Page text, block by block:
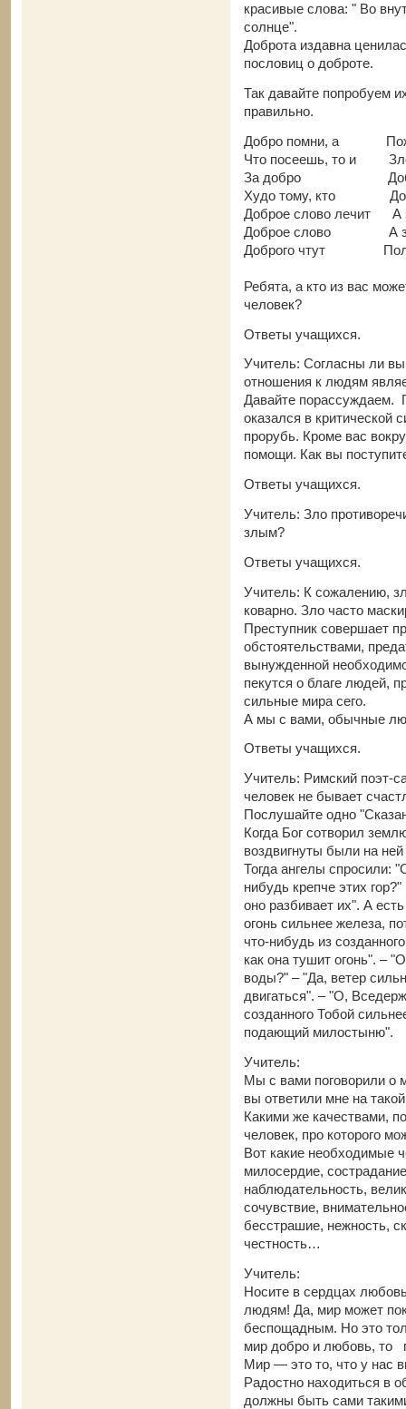
красивые слова: " Во
солнце".
Доброта издавна
пословиц о доброте.
Так давайте попробуем
правильно.
Добро помни, а
Что посеешь, то и
За добро Добра
Худо тому, кто
Доброе слово лечит А
Доброе слово А
Доброго чтут
Ребята, а кто из вас
человек?
Ответы учащихся.
Учитель: Согласны ли
отношения к людям
Давайте порассуждаем.
оказался в критической
прорубь. Кроме вас
помощи. Как вы
Ответы учащихся.
Учитель: Зло
злым?
Ответы учащихся.
Учитель: К сожалению,
коварно. Зло часто
Преступник совершает
обстоятельствами,
вынужденной
пекутся о благе людей,
сильные мира сего.
А мы с вами, обычные
Ответы учащихся.
Учитель: Римский поэт-
человек не бывает
Послушайте одно
Когда Бог сотворил
воздвигнуты были на
Тогда ангелы спросили:
нибудь крепче этих
оно разбивает их". А
огонь сильнее железа,
что-нибудь из
как она тушит огонь". –
воды?" – "Да, ветер
двигаться". – "О,
созданного Тобой
подающий милостыню".
Учитель:
Мы с вами поговорили о
вы ответили мне на
Какими же качествами,
человек, про которого
Вот какие необходимые
милосердие,
наблюдательность,
сочувствие,
бесстрашие, нежность,
честность…
Учитель:
Носите в сердцах
людям! Да, мир может
беспощадным. Но это
мир добро и любовь, то
Мир — это то, что у нас
Радостно находиться в
должны быть сами